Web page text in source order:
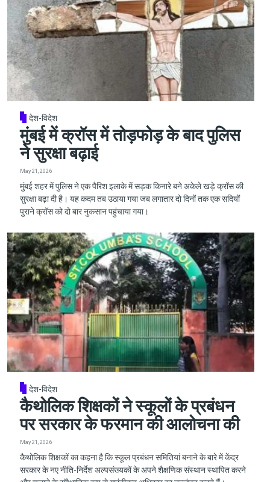
देश-विदेश
मुंबई में क्रॉस में तोड़फोड़ के बाद पुलिस
ने सुरक्षा बढ़ाई
May 21, 2026
मुंबई शहर में पुलिस ने एक पैरिश इलाके में सड़क किनारे बने अकेले खड़े क्रॉस की
सुरक्षा बढ़ा दी है। यह कदम तब उठाया गया जब लगातार दो दिनों तक एक सदियों
पुराने क्रॉस को दो बार नुकसान पहुंचाया गया।
देश-विदेश
कैथोलिक शिक्षकों ने स्कूलों के प्रबंधन
पर सरकार के फरमान की आलोचना की
May 21, 2026
कैथोलिक शिक्षकों का कहना है कि स्कूल प्रबंधन समितियां बनाने के बारे में केंद्र
सरकार के नए नीति-निर्देश अल्पसंख्यकों के अपने शैक्षणिक संस्थान स्थापित करने